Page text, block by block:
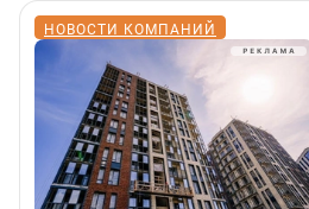
НОВОСТИ КОМПАНИЙ